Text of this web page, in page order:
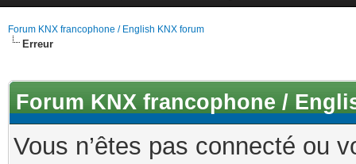
Forum KNX francophone / English KNX forum
Erreur
Forum KNX francophone /
Vous n’êtes pas connecté ou